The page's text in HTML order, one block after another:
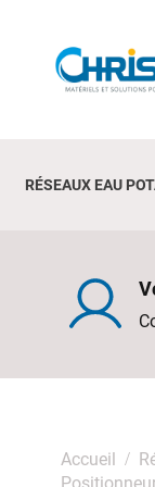
RÉSEAUX EAU
Accueil